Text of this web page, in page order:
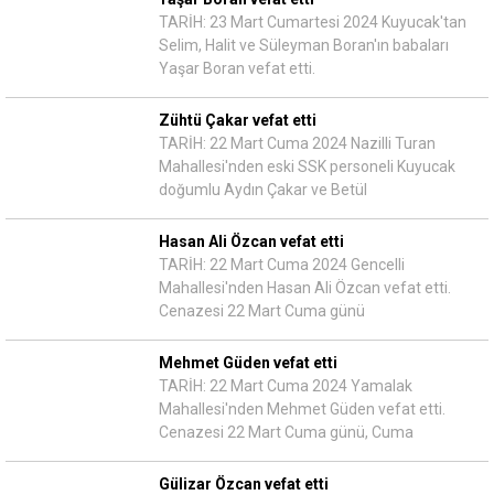
TARİH: 23 Mart Cumartesi 2024 Kuyucak'tan
Selim, Halit ve Süleyman Boran'ın babaları
Yaşar Boran vefat etti.
Zühtü Çakar vefat etti
TARİH: 22 Mart Cuma 2024 Nazilli Turan
Mahallesi'nden eski SSK personeli Kuyucak
doğumlu Aydın Çakar ve Betül
Hasan Ali Özcan vefat etti
TARİH: 22 Mart Cuma 2024 Gencelli
Mahallesi'nden Hasan Ali Özcan vefat etti.
Cenazesi 22 Mart Cuma günü
Mehmet Güden vefat etti
TARİH: 22 Mart Cuma 2024 Yamalak
Mahallesi'nden Mehmet Güden vefat etti.
Cenazesi 22 Mart Cuma günü, Cuma
Gülizar Özcan vefat etti